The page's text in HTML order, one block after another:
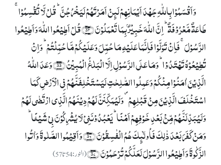
وَاَقۡسَمُوۡا بِاللّٰہِ جَہۡدَ اَیۡمَانِہِمۡ لَئِنۡ اَمَرۡتَہُمۡ لَیَخۡرُجُنَّ ؕ قُلۡ لَّا تُقۡسِمُوۡا ۚ
طَاعَۃٌ مَّعۡرُوۡفَۃٌ ؕ اِنَّ اللّٰہَ خَبِیۡرٌۢ بِمَا تَعۡمَلُوۡنَ ﴿۵۴﴾ قُلۡ اَطِیۡعُوا اللّٰہَ وَاَطِیۡعُوا
الرَّسُوۡلَ ۚ فَاِنۡ تَوَلَّوۡا فَاِنَّمَا عَلَیۡہِ مَا حُمِّلَ وَعَلَیۡکُمۡ مَّا حُمِّلۡتُمۡ ؕ وَاِنۡ
تُطِیۡعُوۡہُ تَہۡتَدُوۡا ؕ وَمَا عَلَی الرَّسُوۡلِ اِلَّا الۡبَلٰغُ الۡمُبِیۡنُ ﴿۵۵﴾ وَعَدَ اللّٰہُ
الَّذِیۡنَ اٰمَنُوۡا مِنۡکُمۡ وَعَمِلُوا الصّٰلِحٰتِ لَیَسۡتَخۡلِفَنَّہُمۡ فِی الۡاَرۡضِ کَمَا
اسۡتَخۡلَفَ الَّذِیۡنَ مِنۡ قَبۡلِہِمۡ ۪ وَلَیُمَکِّنَنَّ لَہُمۡ دِیۡنَہُمُ الَّذِی ارۡتَضٰی لَہُمۡ
وَلَیُبَدِّلَنَّہُمۡ مِّنۡۢ بَعۡدِ خَوۡفِہِمۡ اَمۡنًا ؕ یَعۡبُدُوۡنَنِیۡ لَا یُشۡرِکُوۡنَ بِیۡ شَیۡئًا ؕ
وَمَنۡ کَفَرَ بَعۡدَ ذٰلِکَ فَاُولٰٓئِکَ ہُمُ الۡفٰسِقُوۡنَ ﴿۵۶﴾ وَاَقِیۡمُوا الصَّلٰوۃَ وَاٰتُوا
الزَّکٰوۃَ وَاَطِیۡعُوا الرَّسُوۡلَ لَعَلَّکُمۡ تُرۡحَمُوۡنَ ﴿۵۷﴾
(النور:54تا57)